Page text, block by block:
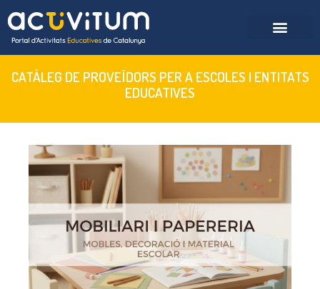
CATÀLEG DE PROVEÏDORS PER A ESCOLES I ENTITATS
EDUCATIVES